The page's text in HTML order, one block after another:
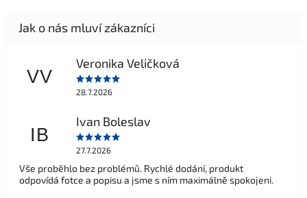
VV
Veronika Veličková
28.7.2026
IB
Ivan Boleslav
27.7.2026
Vše proběhlo bez problémů. Rychlé dodání, produkt
odpovídá fotce a popisu a jsme s ním maximálně spokojeni.